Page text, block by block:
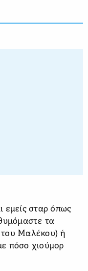
εμείς σταρ όπως
τα
Μαλέκου) ή
πόσο χιούμορ